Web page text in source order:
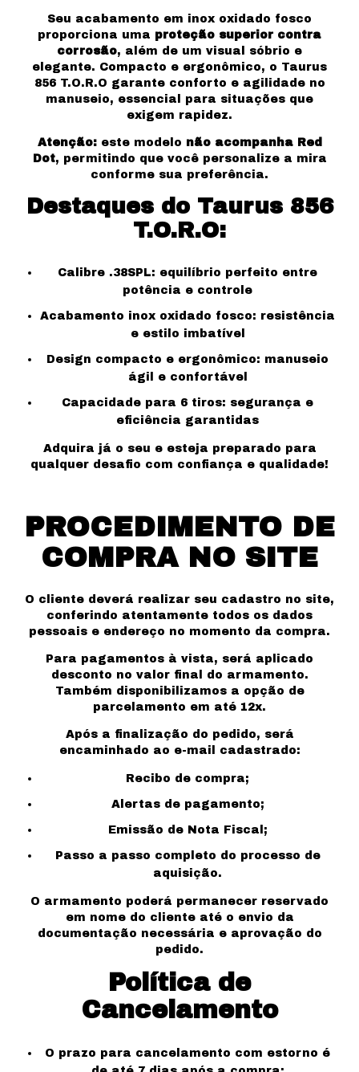
Seu acabamento em inox oxidado fosco
proporciona uma proteção superior contra
corrosão, além de um visual sóbrio e
elegante. Compacto e ergonômico, o Taurus
856 T.O.R.O garante conforto e agilidade no
manuseio, essencial para situações que
exigem rapidez.
Atenção:este modelo não acompanha Red
Dot, permitindo que você personalize a mira
conforme sua preferência.
Destaques do Taurus 856
T.O.R.O:
Calibre .38SPL: equilíbrio perfeito entre
potência e controle
Acabamento inox oxidado fosco: resistência
e estilo imbatível
Design compacto e ergonômico: manuseio
ágil e confortável
Capacidade para 6 tiros: segurança e
eficiência garantidas
Adquira já o seu e esteja preparado para
qualquer desafio com confiança e qualidade!
PROCEDIMENTO DE
COMPRA NO SITE
O cliente deverá realizar seu cadastro no site,
conferindo atentamente todos os dados
pessoais e endereço no momento da compra.
Para pagamentos à vista, será aplicado
desconto no valor final do armamento.
Também disponibilizamos a opção de
parcelamento em até 12x.
Após a finalização do pedido, será
encaminhado ao e-mail cadastrado:
Recibo de compra;
Alertas de pagamento;
Emissão de Nota Fiscal;
Passo a passo completo do processo de
aquisição.
O armamento poderá permanecer reservado
em nome do cliente até o envio da
documentação necessária e aprovação do
pedido.
Política de
Cancelamento
O prazo para cancelamento com estorno é